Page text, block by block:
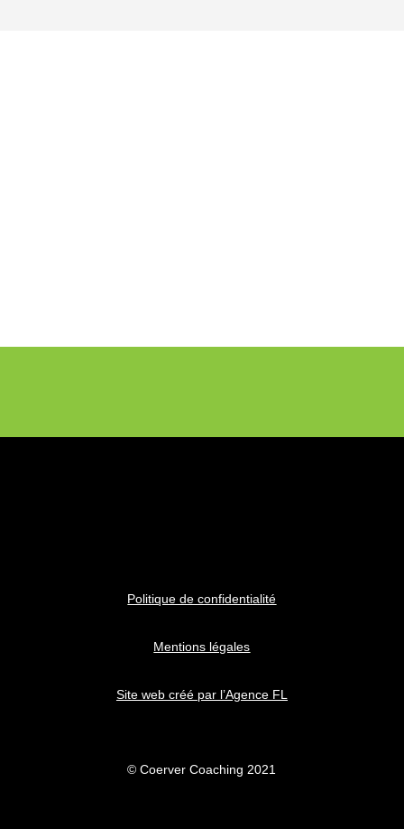
Politique de confidentialité
Mentions légales
Site web créé par l’Agence FL
© Coerver Coaching 2021